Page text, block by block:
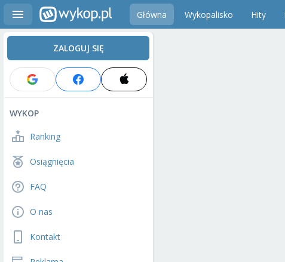
Główna Wykopalisko Hity
ZALOGUJ SIĘ
WYKOP
Ranking
Osiągnięcia
FAQ
O nas
Kontakt